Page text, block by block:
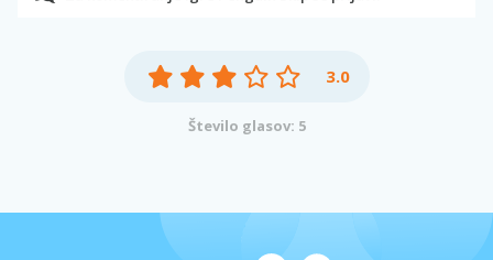
3.0
Število glasov: 5